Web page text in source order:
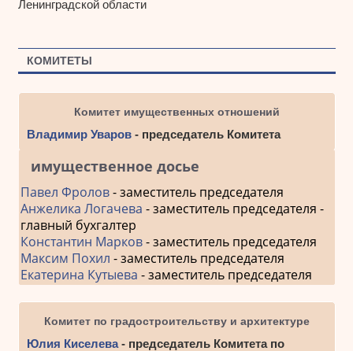
Ленинградской области
КОМИТЕТЫ
Комитет имущественных отношений
Владимир Уваров- председатель Комитета
имущественное досье
Павел Фролов- заместитель председателя
Анжелика Логачева - заместитель председателя -
главный бухгалтер
Константин Марков- заместитель председателя
Максим Похил - заместитель председателя
Екатерина Кутыева - заместитель председателя
Комитет по градостроительству и архитектуре
Юлия Киселева- председатель Комитета по